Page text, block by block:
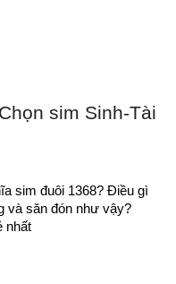
sim Sinh-Tài
sim đuôi 1368? Điều gì
và săn đón như vậy?
nhất